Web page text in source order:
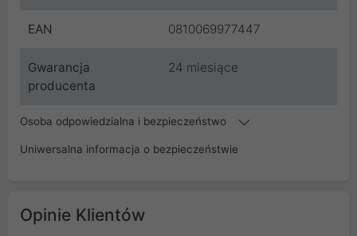
EAN 0810069977447
Gwarancja
producenta
24 miesiące
Osoba odpowiedzialna i bezpieczeństwo
Uniwersalna informacja o bezpieczeństwie
Opinie Klientów